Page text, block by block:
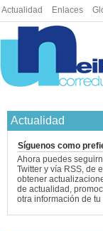
Actualidad Enlaces
Actualidad
Síguenos como
Ahora puedes
Twitter y vía RSS, de
obtener
de actualidad,
otra información de tu